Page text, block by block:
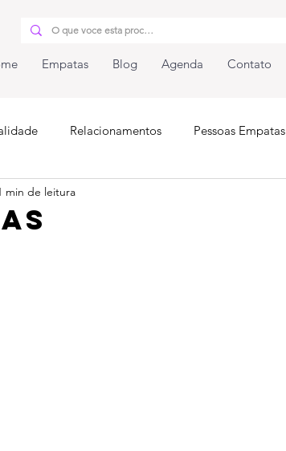
Empatas Blog Agenda Contato
Relacionamentos Pessoas Empatas
min de leitura